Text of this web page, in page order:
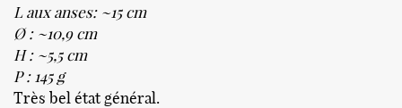
L aux anses: ~15 cm
Ø : ~10,9 cm
H : ~5,5 cm
P : 145 g
Très bel état général.